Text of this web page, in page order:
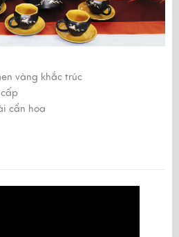
vàng khắc trúc
cẩn hoa